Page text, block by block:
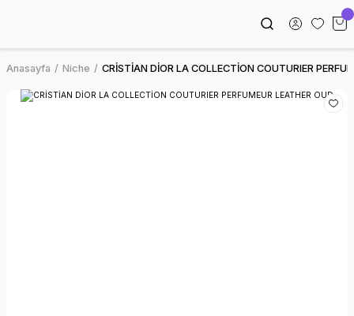
Anasayfa Niche CRİSTİAN DİOR LA COLLECTİON COUTURIER